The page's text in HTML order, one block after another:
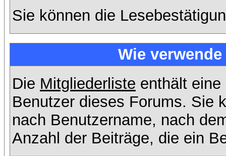
Sie können die
Wie
Die Mitgliederliste enthält
Benutzer dieses Forums. Sie
nach Benutzername, nach
Anzahl der Beiträge, die ein